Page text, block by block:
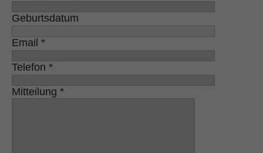
Geburtsdatum
Email *
Telefon *
Mitteilung *